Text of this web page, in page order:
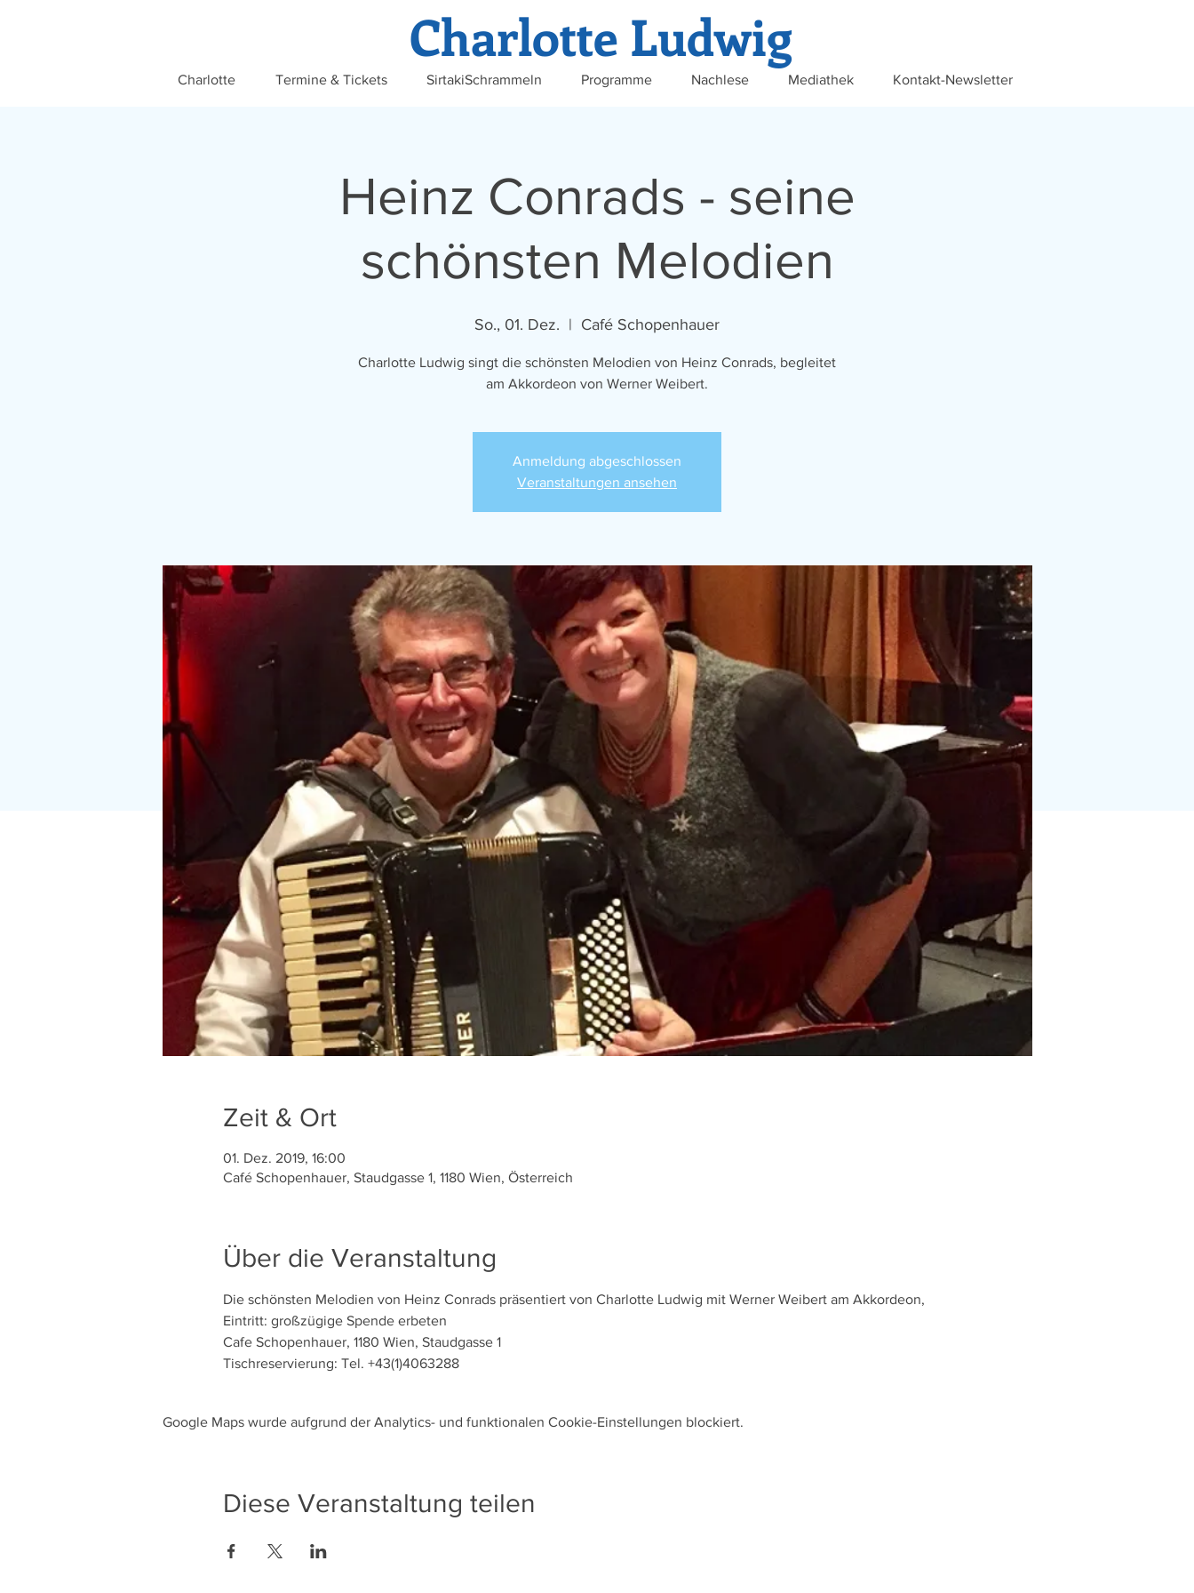
Charlotte Ludwig
Charlotte Termine & Tickets SirtakiSchrammeln Programme Nachlese Mediathek Kontakt-Newsletter
Heinz Conrads - seine
schönsten Melodien
So., 01. Dez.
  |
Café Schopenhauer
Charlotte Ludwig singt die schönsten Melodien von Heinz Conrads, begleitet
am Akkordeon von Werner Weibert.
Anmeldung abgeschlossen
Veranstaltungen ansehen
Zeit & Ort
01. Dez. 2019, 16:00
Café Schopenhauer, Staudgasse 1, 1180 Wien, Österreich
Über die Veranstaltung
Die schönsten Melodien von Heinz Conrads präsentiert von Charlotte Ludwig mit Werner Weibert am Akkordeon,
Eintritt: großzügige Spende erbeten
Cafe Schopenhauer, 1180 Wien, Staudgasse 1
Tischreservierung: Tel. +43(1)4063288
Google Maps wurde aufgrund der Analytics- und funktionalen Cookie-Einstellungen blockiert.
Diese Veranstaltung teilen